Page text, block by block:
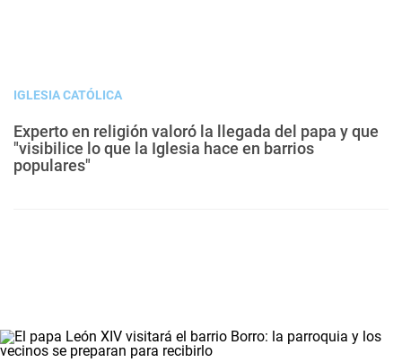
IGLESIA CATÓLICA
Experto en religión valoró la llegada del papa y que
"visibilice lo que la Iglesia hace en barrios
populares"